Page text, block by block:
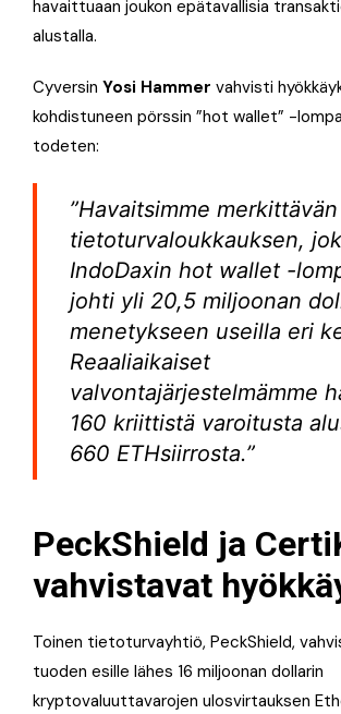
havaittuaan joukon epätavallisia
alustalla.
Cyversin Yosi Hammer vahvisti
kohdistuneen pörssin ”hot wallet” -
todeten:
”Havaitsimme merkittävän
tietoturvaloukkauksen,
IndoDaxin hot wallet -
johti yli 20,5 miljoonan
menetykseen useilla eri
Reaaliaikaiset
valvontajärjestelmämme
160 kriittistä varoitusta
660 ETHsiirrosta.”
PeckShield ja
vahvistavat
Toinen tietoturvayhtiö, PeckShield,
tuoden esille lähes 16 miljoonan dollarin
kryptovaluuttavarojen ulosvirtauksen